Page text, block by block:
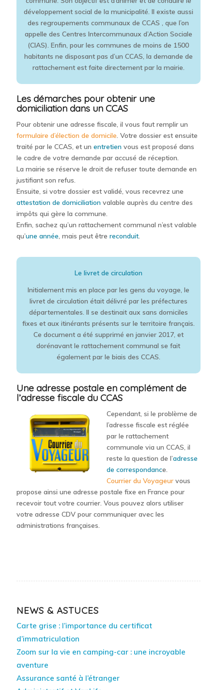
développement social de la municipalité. Il existe aussi
des regroupements communaux de CCAS , que l’on
appelle des Centres Intercommunaux d’Action Sociale
(CIAS). Enfin, pour les communes de moins de 1500
habitants ne disposant pas d’un CCAS, la demande de
rattachement est faite directement par la mairie.
Les démarches pour obtenir une
domiciliation dans un CCAS
Pour obtenir une adresse fiscale, il vous faut remplir un
formulaire d’élection de domicile . Votre dossier est ensuite
traité par le CCAS, et un entretienvous est proposé dans
le cadre de votre demande par accusé de réception.
La mairie se réserve le droit de refuser toute demande en
justifiant son refus.
Ensuite, si votre dossier est validé, vous recevrez une
attestation de domiciliationvalable auprès du centre des
impôts qui gère la commune.
Enfin, sachez qu’un rattachement communal n’est valable
qu’une année , mais peut être reconduit.
Le livret de circulation
Initialement mis en place par les gens du voyage, le
livret de circulation était délivré par les préfectures
départementales. Il se destinait aux sans domiciles
fixes et aux itinérants présents sur le territoire français.
Ce document a été supprimé en janvier 2017, et
dorénavant le rattachement communal se fait
également par le biais des CCAS.
Une adresse postale en complément de
l’adresse fiscale du CCAS
Cependant, si le problème de
l’adresse fiscale est réglée
par le rattachement
communale via un CCAS, il
reste la question de l’adresse
de correspondance.
Courrier du Voyageurvous
propose ainsi une adresse postale fixe en France pour
recevoir tout votre courrier. Vous pouvez alors utiliser
votre adresse CDV pour communiquer avec les
administrations françaises.
NEWS & ASTUCES
Carte grise : l’importance du certificat
d’immatriculation
Zoom sur la vie en camping-car : une incroyable
aventure
Assurance santé à l’étranger